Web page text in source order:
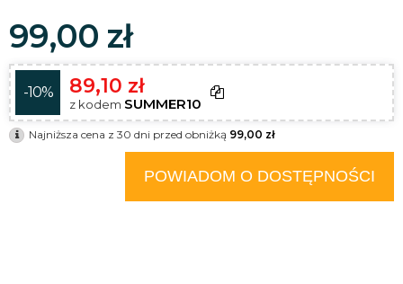
99,00 zł
-10% 89,10 zł
z kodem SUMMER10
Najniższa cena z 30 dni przed obniżką 99,00 zł
POWIADOM O DOSTĘPNOŚCI